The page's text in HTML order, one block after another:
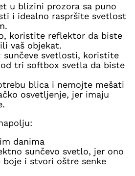
u blizini prozora sa puno
i idealno raspršite svetlost
koristite reflektor da biste
vaš objekat.
sunčeve svetlosti, koristite
tri softbox svetla da biste
blica i nemojte mešati
osvetljenje, jer imaju
danima
sunčevo svetlo, jer ono
boje i stvori oštre senke